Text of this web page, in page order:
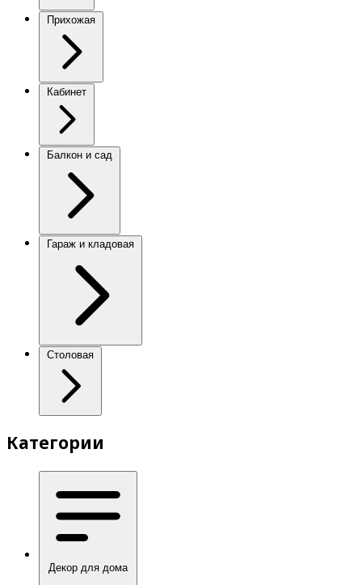
Прихожая
Кабинет
Балкон и сад
Гараж и кладовая
Столовая
Категории
Декор для дома